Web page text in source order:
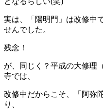
実は、「陽明門」は改修中
せんでした。
残念！
が、同じく？平成の大修理
寺では、
改修中だからこそ、「阿弥
り、